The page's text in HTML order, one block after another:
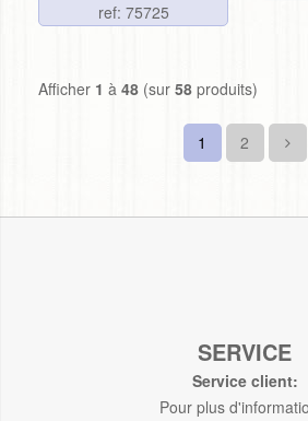
ref: 75725
Afficher 1 à 48 (sur 58 produits)
1 2
SERVICE
Service client:
Pour plus